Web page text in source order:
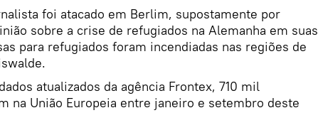
foi atacado em Berlim, supostamente por
sobre a crise de refugiados na Alemanha em suas
para refugiados foram incendiadas nas regiões de
atualizados da agência Frontex, 710 mil
na União Europeia entre janeiro e setembro deste